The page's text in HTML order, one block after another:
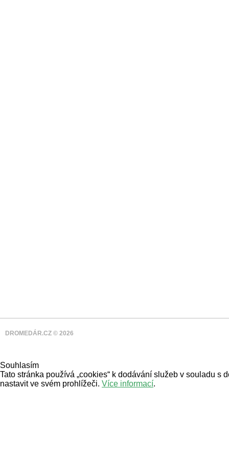
DROMEDÁR.CZ © 2026
Souhlasím
Tato stránka používá „cookies“ k dodávání služeb v souladu s
nastavit ve svém prohlížeči. Více informací.